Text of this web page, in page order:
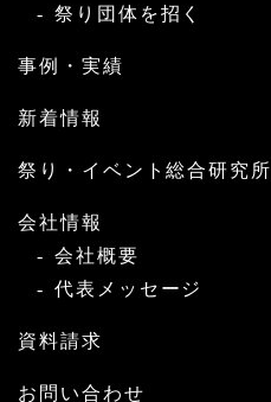
祭り団体を招く
事例・実績
新着情報
祭り・イベント総合研究所
会社情報
会社概要
代表メッセージ
資料請求
お問い合わせ